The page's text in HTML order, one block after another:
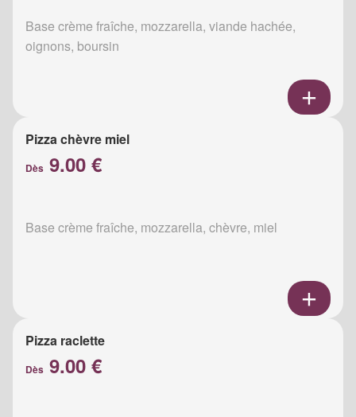
Base crème fraîche, mozzarella, viande hachée,
oignons, boursin
Pizza chèvre miel
Dès 9.00 €
Base crème fraîche, mozzarella, chèvre, miel
Pizza raclette
Dès 9.00 €